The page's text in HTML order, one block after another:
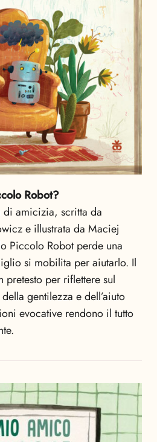
Robot?
di amicizia, scritta da
e illustrata da Maciej
Piccolo Robot perde una
si mobilita per aiutarlo. Il
per riflettere sul
gentilezza e dell’aiuto
evocative rendono il tutto